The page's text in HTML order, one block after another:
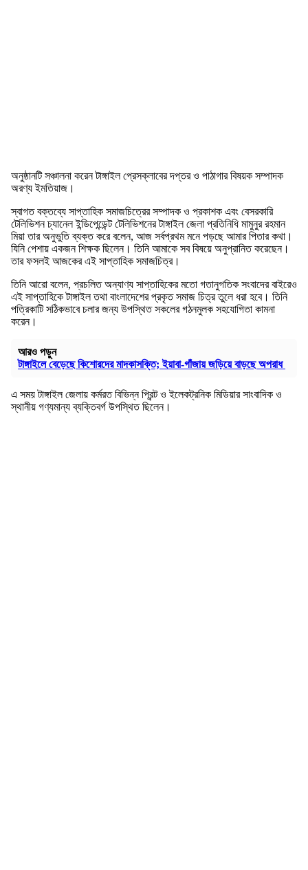
অনুষ্ঠানটি সঞ্চালনা করেন টাঙ্গাইল প্রেসক্লাবের দপ্তর ও পাঠাগার বিষয়ক সম্পাদক
অরণ্য ইমতিয়াজ।
স্বাগত বক্তব্যে সাপ্তাহিক সমাজচিত্রের সম্পাদক ও প্রকাশক এবং বেসরকারি
টেলিভিশন চ্যানেল ইন্ডিপেন্ডেন্ট টেলিভিশনের টাঙ্গাইল জেলা প্রতিনিধি মামুনুর রহমান
মিয়া তার অনুভুতি ব্যক্ত করে বলেন, আজ সর্বপ্রথম মনে পড়ছে আমার পিতার কথা।
যিনি পেশায় একজন শিক্ষক ছিলেন। তিনি আমাকে সব বিষয়ে অনুপ্রানিত করেছেন।
তার ফসলই আজকের এই সাপ্তাহিক সমাজচিত্র।
তিনি আরো বলেন, প্রচলিত অন্যাণ্য সাপ্তাহিকের মতো গতানুগতিক সংবাদের বাইরেও
এই সাপ্তাহিকে টাঙ্গাইল তথা বাংলাদেশের প্রকৃত সমাজ চিত্র তুলে ধরা হবে। তিনি
পত্রিকাটি সঠিকভাবে চলার জন্য উপস্থিত সকলের গঠনমুলক সহযোগিতা কামনা
করেন।
আরও পড়ুন
টাঙ্গাইলে বেড়েছে কিশোরদের মাদকাসক্তি; ইয়াবা-গাঁজায় জড়িয়ে বাড়ছে অপরাধ
এ সময় টাঙ্গাইল জেলায় কর্মরত বিভিন্ন প্রিন্ট ও ইলেকট্রনিক মিডিয়ার সাংবাদিক ও
স্থানীয় গণ্যমান্য ব্যক্তিবর্গ উপস্থিত ছিলেন।